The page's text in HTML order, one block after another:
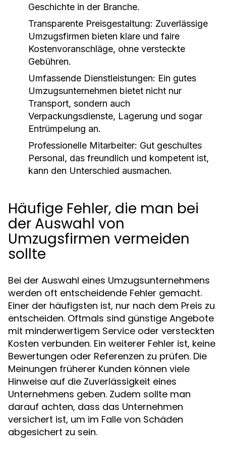
Geschichte in der Branche.
Transparente Preisgestaltung: Zuverlässige
Umzugsfirmen bieten klare und faire
Kostenvoranschläge, ohne versteckte
Gebühren.
Umfassende Dienstleistungen: Ein gutes
Umzugsunternehmen bietet nicht nur
Transport, sondern auch
Verpackungsdienste, Lagerung und sogar
Entrümpelung an.
Professionelle Mitarbeiter: Gut geschultes
Personal, das freundlich und kompetent ist,
kann den Unterschied ausmachen.
Häufige Fehler, die man bei
der Auswahl von
Umzugsfirmen vermeiden
sollte
Bei der Auswahl eines Umzugsunternehmens
werden oft entscheidende Fehler gemacht.
Einer der häufigsten ist, nur nach dem Preis zu
entscheiden. Oftmals sind günstige Angebote
mit minderwertigem Service oder versteckten
Kosten verbunden. Ein weiterer Fehler ist, keine
Bewertungen oder Referenzen zu prüfen. Die
Meinungen früherer Kunden können viele
Hinweise auf die Zuverlässigkeit eines
Unternehmens geben. Zudem sollte man
darauf achten, dass das Unternehmen
versichert ist, um im Falle von Schäden
abgesichert zu sein.